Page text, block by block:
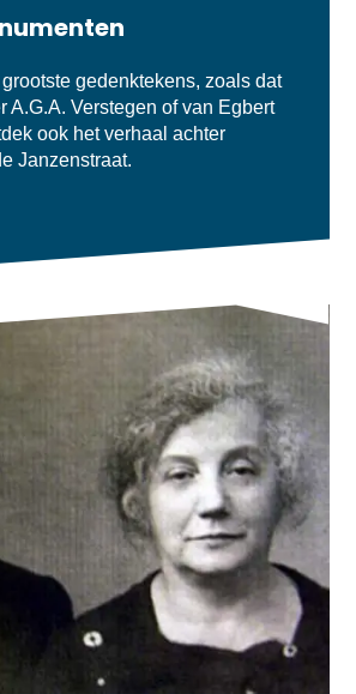
gedenktekens, zoals dat
A.G.A. Verstegen of van Egbert
ook het verhaal achter
Janzenstraat.